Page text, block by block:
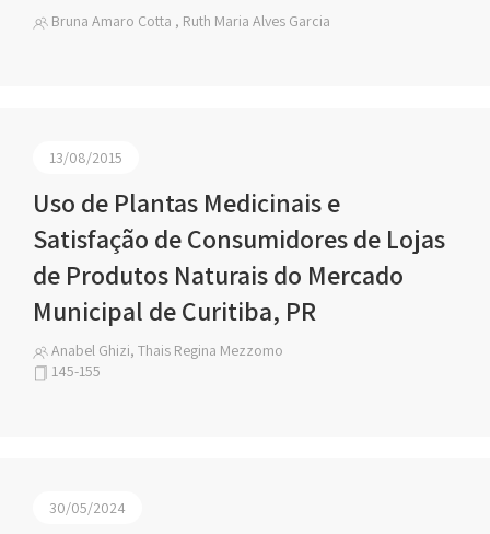
Bruna Amaro Cotta , Ruth Maria Alves Garcia
13/08/2015
Uso de Plantas Medicinais e
Satisfação de Consumidores de Lojas
de Produtos Naturais do Mercado
Municipal de Curitiba, PR
Anabel Ghizi, Thais Regina Mezzomo
145-155
30/05/2024